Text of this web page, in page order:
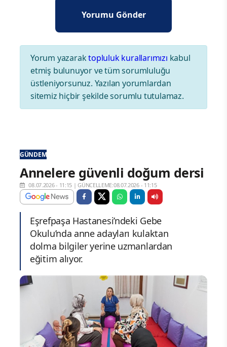
Yorum yazaraktopluluk kurallarımızı kabul
etmiş bulunuyor ve tüm sorumluluğu
üstleniyorsunuz. Yazılan yorumlardan
sitemiz hiçbir şekilde sorumlu tutulamaz.
GÜNDEM
Annelere güvenli doğum dersi
08.07.2026 - 11:15 |GÜNCELLEME:08.07.2026 - 11:15
Eşrefpaşa Hastanesi’ndeki Gebe
Okulu’nda anne adayları kulaktan
dolma bilgiler yerine uzmanlardan
eğitim alıyor.